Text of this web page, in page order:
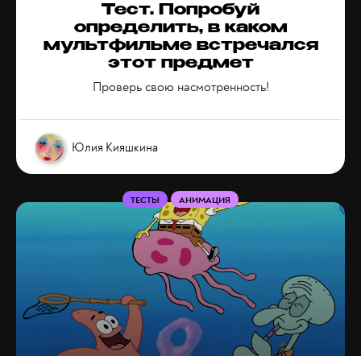
Тест. Попробуй
определить, в каком
мультфильме встречался
этот предмет
Проверь свою насмотренность!
Юлия Кияшкина
ТЕСТЫ АНИМАЦИЯ